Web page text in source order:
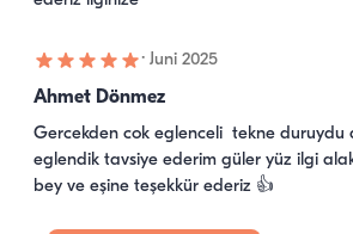
· Juni 2025
Ahmet Dönmez
Gercekden cok eglenceli  tekne duruydu
eglendik tavsiye ederim güler yüz ilgi
bey ve eşine teşekkür ederiz 👍